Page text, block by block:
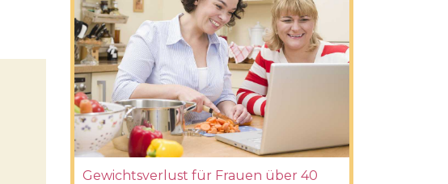
Gewichtsverlust für Frauen über 40